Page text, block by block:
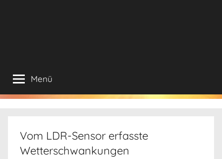
Menü
Vom LDR-Sensor erfasste
Wetterschwankungen